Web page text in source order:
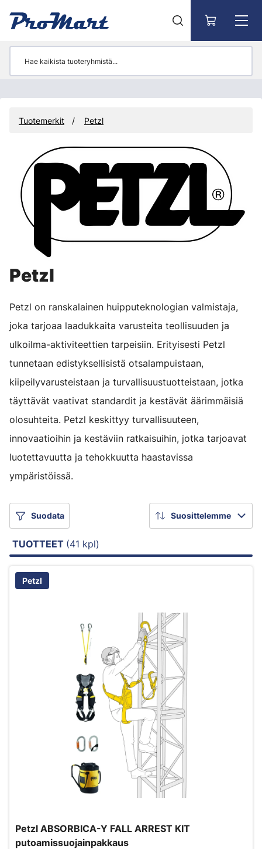
Tuotemerkit Petzl
Petzl
Petzl on ranskalainen huipputeknologian valmistaja,
joka tarjoaa laadukkaita varusteita teollisuuden ja
ulkoilma-aktiviteettien tarpeisiin. Erityisesti Petzl
tunnetaan edistyksellisistä otsalampuistaan,
kiipeilyvarusteistaan ja turvallisuustuotteistaan, jotka
täyttävät vaativat standardit ja kestävät äärimmäisiä
olosuhteita. Petzl keskittyy turvallisuuteen,
innovaatioihin ja kestäviin ratkaisuihin, jotka tarjoavat
luotettavuutta ja tehokkuutta haastavissa
ympäristöissä.
Suodata Suosittelemme
TUOTTEET (41 kpl)
Petzl
Petzl ABSORBICA-Y FALL ARREST KIT
putoamissuojainpakkaus